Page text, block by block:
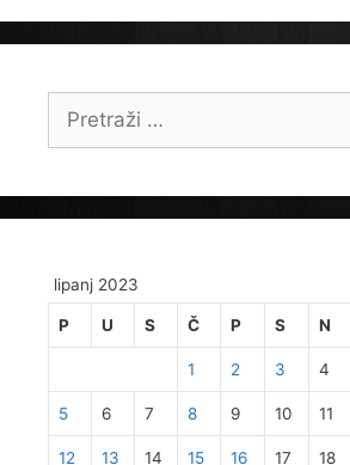
lipanj 2023
P U S Č P S N
1 2 3 4
5 6 7 8 9 10 11
12 13 14 15 16 17 18